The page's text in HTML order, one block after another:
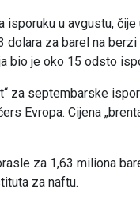
isporuku u avgustu,
dolara za barel na
bio je oko 15 odsto
za septembarske
Evropa. Cijena
za 1,63 miliona
za naftu.